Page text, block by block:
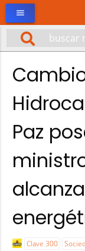
menu
Paz
Clave 300